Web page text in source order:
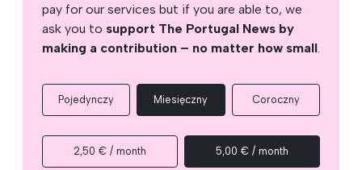
pay for our services but if you are able to, we
ask you to support The Portugal News by
making a contribution – no matter how small.
Pojedynczy Miesięczny Coroczny
2,50 € / month 5,00 € / month